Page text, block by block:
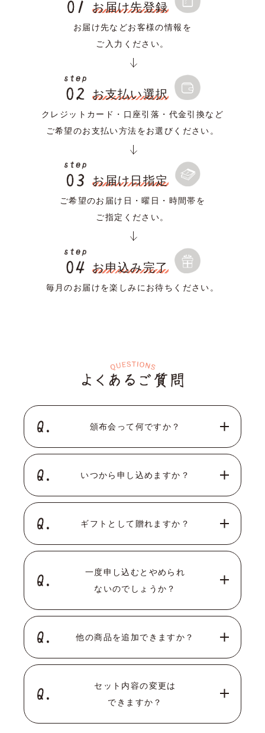
お届け先登録
お届け先などお客様の情報を
ご入力ください。
お支払い選択
クレジットカード・口座引落・代金引換など
ご希望のお支払い方法をお選びください。
お届け日指定
ご希望のお届け日・曜日・時間帯を
ご指定ください。
お申込み完了
毎月のお届けを楽しみにお待ちください。
頒布会って何ですか？
いつから申し込めますか？
ギフトとして贈れますか？
一度申し込むとやめられ
ないのでしょうか？
他の商品を追加できますか？
セット内容の変更は
できますか？